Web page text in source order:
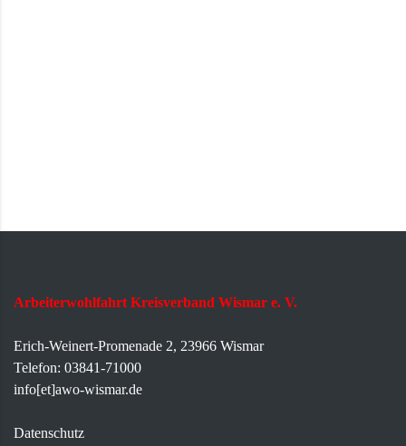
Arbeiterwohlfahrt Kreisverband Wismar e. V.
Erich-Weinert-Promenade 2, 23966 Wismar
Telefon: 03841-71000
info[et]awo-wismar.de
Datenschutz